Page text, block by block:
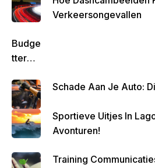
Verkeersongevallen
Budge
Tteren
Belan
Grijk
Om
Zo
Geld
Schade Aan Je Auto:
Sportieve Uitjes In
Avonturen!
Training